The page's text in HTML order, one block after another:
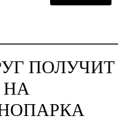
ПОЛУЧИТ
НА